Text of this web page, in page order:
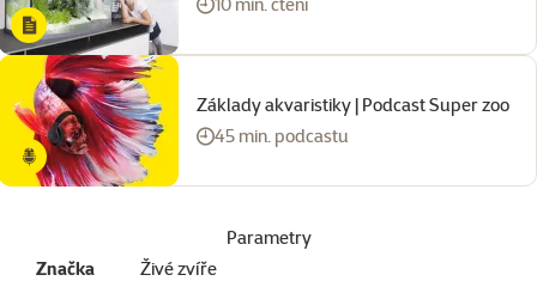
Základy akvaristiky | Podcast Super zoo
45 min. podcastu
Parametry
Značka
Živé zvíře